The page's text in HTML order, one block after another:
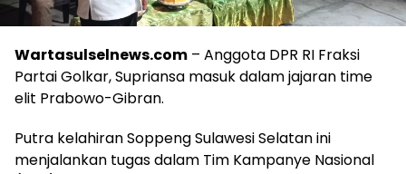
Wartasulselnews.com – Anggota DPR RI Fraksi
Partai Golkar, Supriansa masuk dalam jajaran time
elit Prabowo-Gibran.
Putra kelahiran Soppeng Sulawesi Selatan ini
menjalankan tugas dalam Tim Kampanye Nasional